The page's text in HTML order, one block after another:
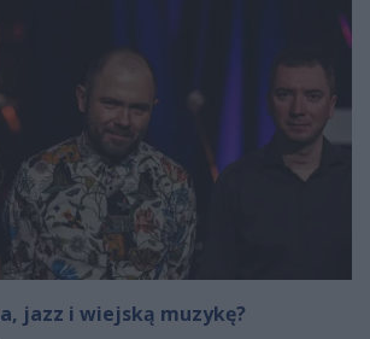
jazz i wiejską muzykę?